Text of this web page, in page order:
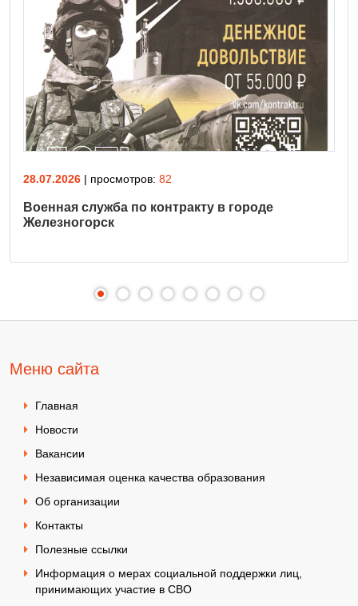
28.07.2026 | просмотров: 82
Военная служба по контракту в городе
Железногорск
Меню сайта
Главная
Новости
Вакансии
Независимая оценка качества образования
Об организации
Контакты
Полезные ссылки
Информация о мерах социальной поддержки лиц,
принимающих участие в СВО